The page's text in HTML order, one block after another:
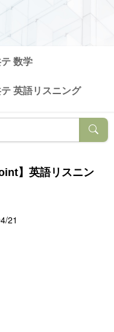
数学
英語リスニング
】英語リスニン
21